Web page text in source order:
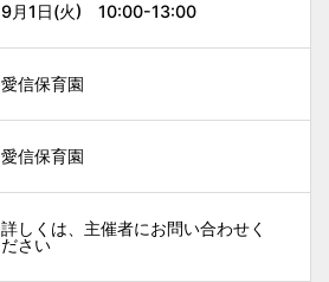
9月1日(火) 10:00-13:00
愛信保育園
愛信保育園
詳しくは、主催者にお問い合わせく
ださい